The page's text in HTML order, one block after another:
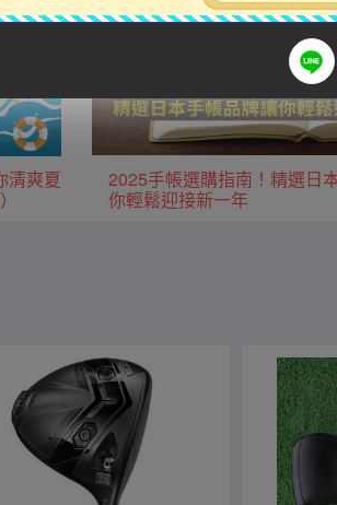
清爽夏
2025手帳選購指南！精選日
你輕鬆迎接新一年